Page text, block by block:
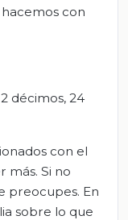
con
décimos, 24
con el
más. Si no
preocupes. En
sobre lo que